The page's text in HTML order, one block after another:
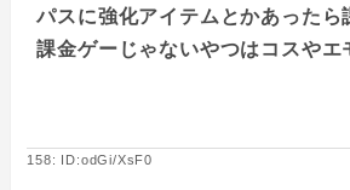
パスに強化アイテムとかあったら
課金ゲーじゃないやつはコスやエ
158: ID:odGi/XsF0